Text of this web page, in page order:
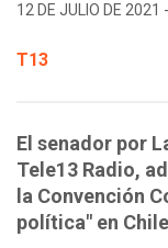
12 DE JULIO DE 2021
T13
El senador por
Tele13 Radio,
la Convención
política" en